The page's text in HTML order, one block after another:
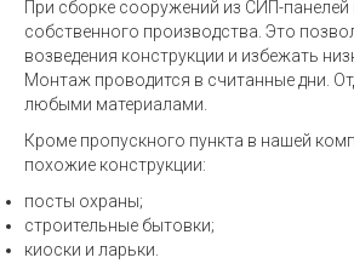
При сборке сооружений из СИП-
собственного производства. Это
возведения конструкции и избежать
Монтаж проводится в считанные дни.
любыми материалами.
Кроме пропускного пункта в нашей
похожие конструкции:
посты охраны;
строительные бытовки;
киоски и ларьки.